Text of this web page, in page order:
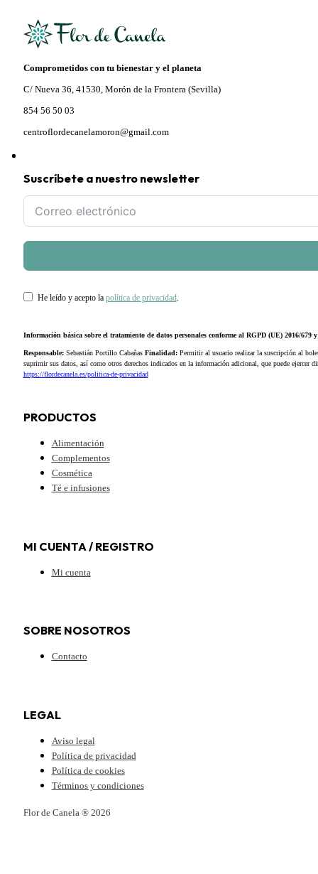
Comprometidos con tu bienestar y el planeta
C/ Nueva 36, 41530, Morón de la Frontera (Sevilla)
854 56 50 03
centroflordecanelamoron@gmail.com
Suscríbete a nuestro newsletter
He leído y acepto la política de privacidad.
Información básica sobre el tratamiento de datos personales conforme al RGPD (UE) 2016/679
Responsable:Sebastián Portillo Cabañas Finalidad:Permitir al usuario realizar la suscripción al
suprimir sus datos, así como otros derechos indicados en la información adicional, que puede
https://flordecanela.es/politica-de-privacidad
PRODUCTOS
Alimentación
Complementos
Cosmética
Té e infusiones
MI CUENTA / REGISTRO
Mi cuenta
SOBRE NOSOTROS
Contacto
LEGAL
Aviso legal
Política de privacidad
Política de cookies
Términos y condiciones
Flor de Canela ® 2026